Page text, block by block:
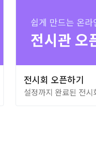
쉽게 만드는 온
전시관 오
전시회 오픈하기
설정까지 완료된 전